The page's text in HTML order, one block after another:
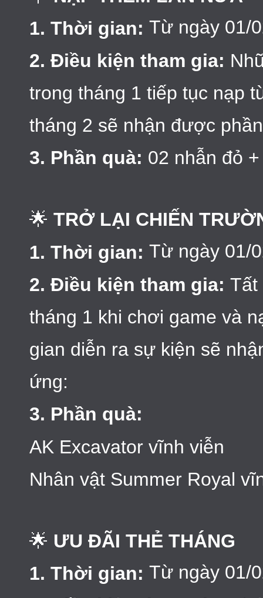
1. Thời gian: Từ ngày 01/
2. Điều kiện tham gia:
trong tháng 1 tiếp tục nạp
tháng 2 sẽ nhận được
3. Phần quà: 02 nhẫn đỏ
🌟 TRỞ LẠI CHIẾN
1. Thời gian: Từ ngày 01/
2. Điều kiện tham gia: Tất
tháng 1 khi chơi game và
gian diễn ra sự kiện sẽ
ứng:
3. Phần quà:
AK Excavator vĩnh viễn
Nhân vật Summer Royal
🌟 ƯU ĐÃI THẺ THÁNG
1. Thời gian: Từ ngày 01/